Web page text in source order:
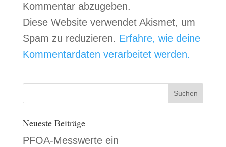
Kommentar abzugeben.
Diese Website verwendet Akismet, um
Spam zu reduzieren. Erfahre, wie deine
Kommentardaten verarbeitet werden.
Neueste Beiträge
PFOA-Messwerte ein